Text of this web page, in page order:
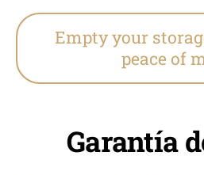
Empty your
peace of
Garantía